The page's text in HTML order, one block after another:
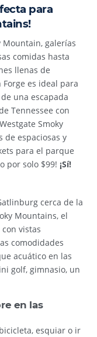
para
Mountain, galerías
comidas hasta
llenas de
es ideal para
una escapada
Tennessee con
Smoky
de espaciosas y
para el parque
por solo $99! ¡Sí!
cerca de la
Mountains, el
vistas
comodidades
acuático en las
golf, gimnasio, un
en las
esquiar o ir